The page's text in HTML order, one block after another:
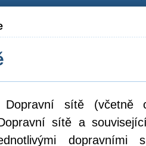
sítě (včetně
sítě a
dopravními